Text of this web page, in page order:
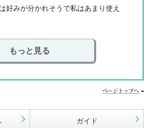
好みが分かれそうで私はあまり使え
もっと見る
ガイド